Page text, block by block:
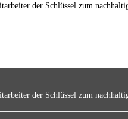
der Schlüssel zum
der Schlüssel zum